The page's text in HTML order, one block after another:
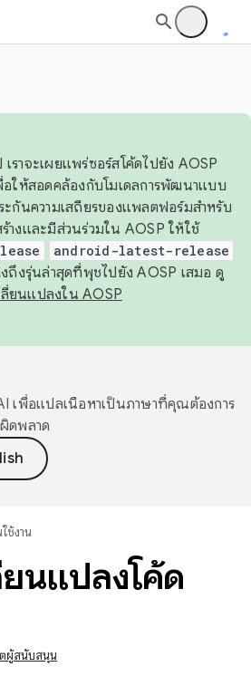
าจะเผยแพร่ซอร์สโค้ดไปยัง AOSP
ให้สอดคล้องกับโมเดลการพัฒนาแบบ
กันความเสถียรของแพลตฟอร์มสำหรับ
างและมีส่วนร่วมใน AOSP ให้ใช้
android-latest-release
ถึงรุ่นล่าสุดที่พุชไปยัง AOSP เสมอ ดู
ลี่ยนแปลงใน AOSP
เพื่อแปลเนื้อหาเป็นภาษาที่คุณต้องการ
ดพลาด
ช้งาน
ยนแปลงโค้ด
ผู้สนับสนุน